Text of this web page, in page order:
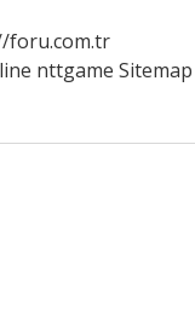
foru.com.tr
nttgame Sitemap